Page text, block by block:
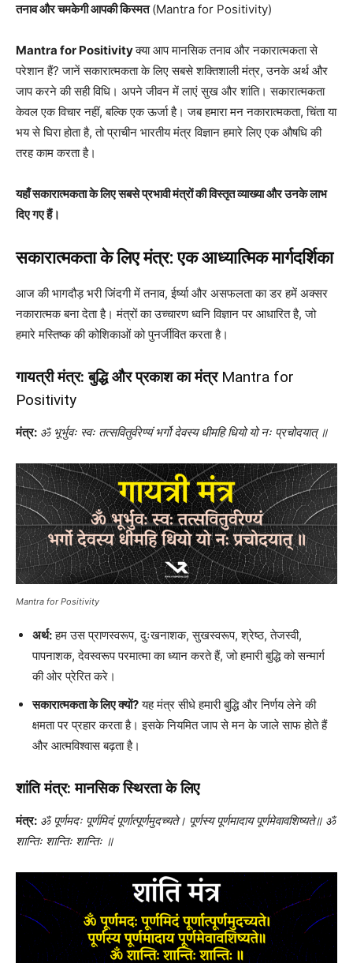
तनाव और चमकेगी आपकी किस्मत(Mantra for Positivity)
Mantra for Positivityक्या आप मानसिक तनाव और नकारात्मकता से
परेशान हैं? जानें सकारात्मकता के लिए सबसे शक्तिशाली मंत्र, उनके अर्थ और
जाप करने की सही विधि। अपने जीवन में लाएं सुख और शांति। सकारात्मकता
केवल एक विचार नहीं, बल्कि एक ऊर्जा है। जब हमारा मन नकारात्मकता, चिंता या
भय से घिरा होता है, तो प्राचीन भारतीय मंत्र विज्ञान हमारे लिए एक औषधि की
तरह काम करता है।
यहाँ सकारात्मकता के लिए सबसे प्रभावी मंत्रों की विस्तृत व्याख्या और उनके लाभ
दिए गए हैं।
सकारात्मकता के लिए मंत्र: एक आध्यात्मिक मार्गदर्शिका
आज की भागदौड़ भरी जिंदगी में तनाव, ईर्ष्या और असफलता का डर हमें अक्सर
नकारात्मक बना देता है। मंत्रों का उच्चारण ध्वनि विज्ञान पर आधारित है, जो
हमारे मस्तिष्क की कोशिकाओं को पुनर्जीवित करता है।
गायत्री मंत्र: बुद्धि और प्रकाश का मंत्रMantra for
Positivity
मंत्र: ॐ भूर्भुवः स्वः तत्सवितुर्वरेण्यं भर्गो देवस्य धीमहि धियो यो नः प्रचोदयात् ॥
Mantra for Positivity
अर्थ:हम उस प्राणस्वरूप, दुःखनाशक, सुखस्वरूप, श्रेष्ठ, तेजस्वी,
पापनाशक, देवस्वरूप परमात्मा का ध्यान करते हैं, जो हमारी बुद्धि को सन्मार्ग
की ओर प्रेरित करे।
सकारात्मकता के लिए क्यों?यह मंत्र सीधे हमारी बुद्धि और निर्णय लेने की
क्षमता पर प्रहार करता है। इसके नियमित जाप से मन के जाले साफ होते हैं
और आत्मविश्वास बढ़ता है।
शांति मंत्र: मानसिक स्थिरता के लिए
मंत्र: ॐ पूर्णमदः पूर्णमिदं पूर्णात्पूर्णमुदच्यते। पूर्णस्य पूर्णमादाय पूर्णमेवावशिष्यते॥ ॐ
शान्तिः शान्तिः शान्तिः ॥